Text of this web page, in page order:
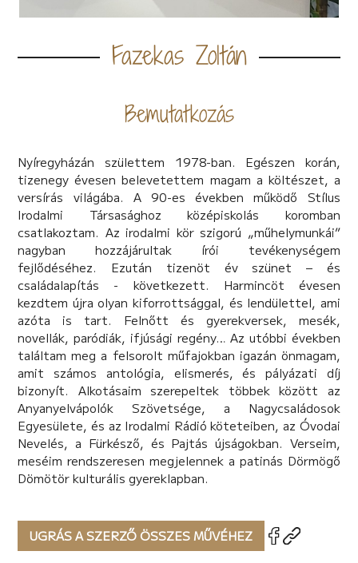
Fazekas Zoltán
Bemutatkozás
Nyíregyházán születtem 1978-ban. Egészen korán,
tizenegy évesen belevetettem magam a költészet, a
versírás világába. A 90-es években működő Stílus
Irodalmi Társasághoz középiskolás koromban
csatlakoztam. Az irodalmi kör szigorú „műhelymunkái”
nagyban hozzájárultak írói tevékenységem
fejlődéséhez. Ezután tizenöt év szünet – és
családalapítás - következett. Harmincöt évesen
kezdtem újra olyan kiforrottsággal, és lendülettel, ami
azóta is tart. Felnőtt és gyerekversek, mesék,
novellák, paródiák, ifjúsági regény… Az utóbbi években
találtam meg a felsorolt műfajokban igazán önmagam,
amit számos antológia, elismerés, és pályázati díj
bizonyít. Alkotásaim szerepeltek többek között az
Anyanyelvápolók Szövetsége, a Nagycsaládosok
Egyesülete, és az Irodalmi Rádió köteteiben, az Óvodai
Nevelés, a Fürkésző, és Pajtás újságokban. Verseim,
meséim rendszeresen megjelennek a patinás Dörmögő
Dömötör kulturális gyereklapban.
UGRÁS A SZERZŐ ÖSSZES MŰVÉHEZ